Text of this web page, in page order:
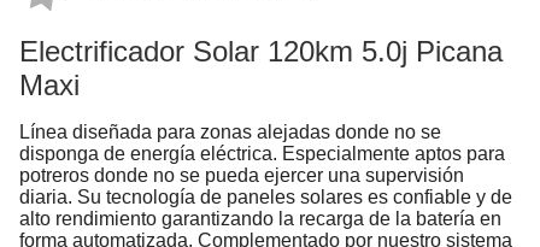
Electrificador Solar 120km 5.0j Picana
Maxi
Línea diseñada para zonas alejadas donde no se
disponga de energía eléctrica. Especialmente aptos para
potreros donde no se pueda ejercer una supervisión
diaria. Su tecnología de paneles solares es confiable y de
alto rendimiento garantizando la recarga de la batería en
forma automatizada. Complementado por nuestro sistema